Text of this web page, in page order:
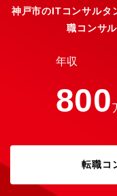
る。◎新設するチーム
神戸市のITコンサルタ
職コンサ
年収
800
転職コ